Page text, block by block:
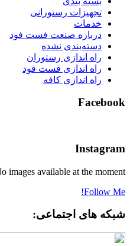
تجهیزات رستورانی
خدمات
درباره صنعت فست فود
دسته‌بندی نشده
راه اندازی رستوران
راه اندازی فست فود
راه اندازی کافه
No images available at the
Follow
های اجتماعی: